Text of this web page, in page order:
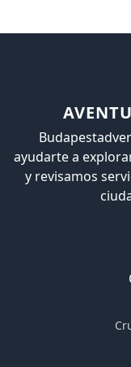
ayudarte a
y revisamos